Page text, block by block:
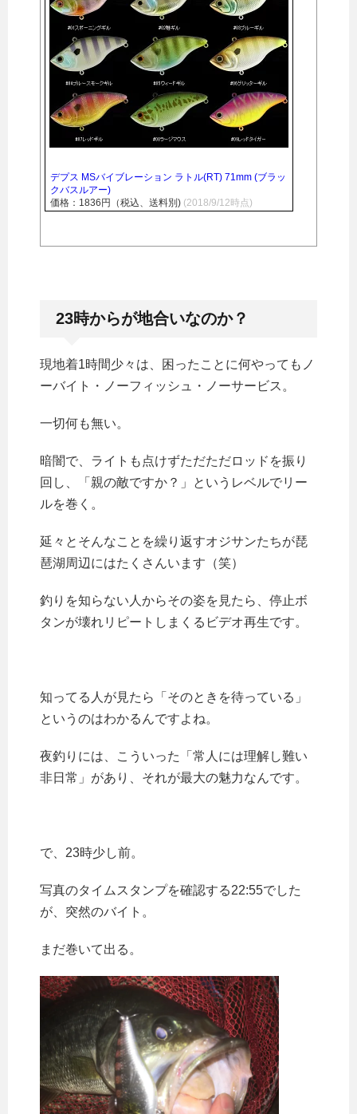
デプス MSバイブレーション ラトル(RT) 71mm (ブラッ
クバスルアー)
価格：1836円（税込、送料別) (2018/9/12時点)
23時からが地合いなのか？
現地着1時間少々は、困ったことに何やってもノ
ーバイト・ノーフィッシュ・ノーサービス。
一切何も無い。
暗闇で、ライトも点けずただただロッドを振り
回し、「親の敵ですか？」というレベルでリー
ルを巻く。
延々とそんなことを繰り返すオジサンたちが琵
琶湖周辺にはたくさんいます（笑）
釣りを知らない人からその姿を見たら、停止ボ
タンが壊れリピートしまくるビデオ再生です。
知ってる人が見たら「そのときを待っている」
というのはわかるんですよね。
夜釣りには、こういった「常人には理解し難い
非日常」があり、それが最大の魅力なんです。
で、23時少し前。
写真のタイムスタンプを確認する22:55でした
が、突然のバイト。
まだ巻いて出る。